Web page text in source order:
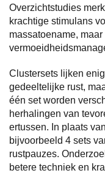
Overzichtstudies
krachtige stimulans
massatoename,
Clustersets lijken
gedeeltelijke rust,
één set worden
herhalingen van
ertussen. In plaats
bijvoorbeeld 4 sets
rustpauzes.
betere techniek en